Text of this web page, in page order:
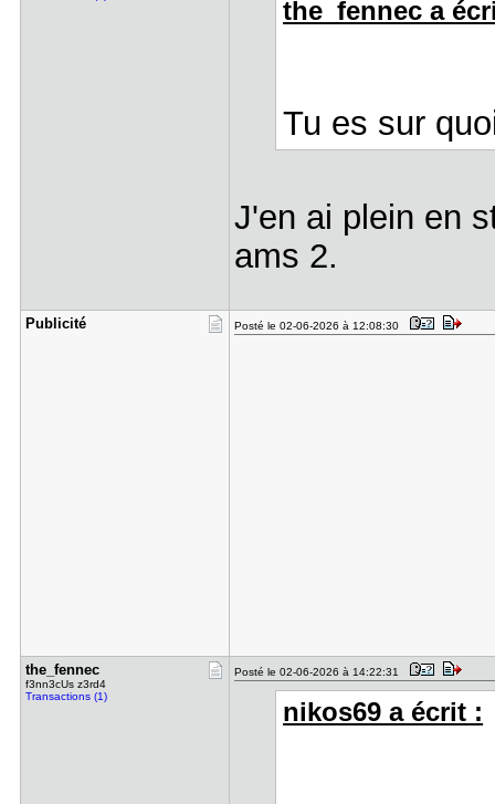
the_fennec a
Tu es sur
J'en ai plein en
ams 2.
Publicité Posté le 02-06-2026 à 12:08:30
the_fennec
f3nn3cUs z3rd4
Transactions (1)
Posté le 02-06-2026 à 14:22:31
nikos69 a écrit :